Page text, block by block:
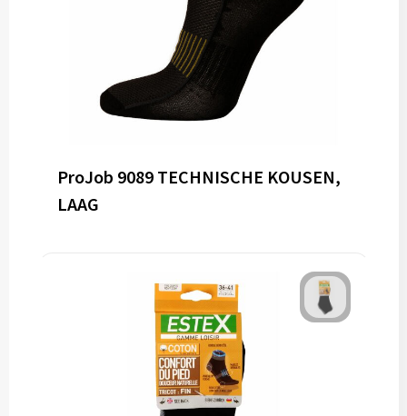
ProJob 9089 TECHNISCHE KOUSEN,
LAAG